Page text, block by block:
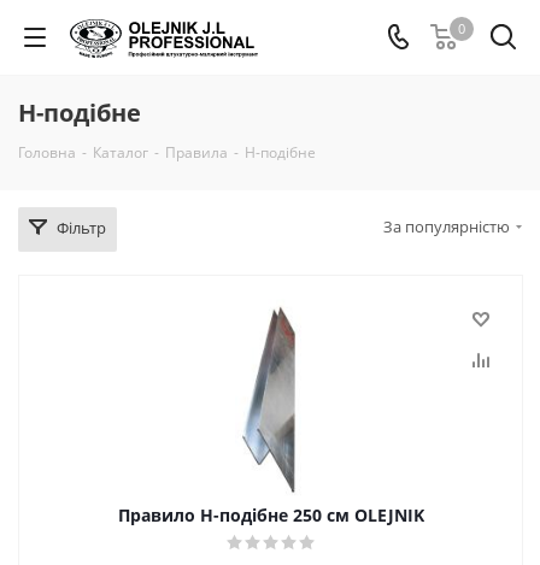
0
Н-подібне
Головна - Каталог - Правила - Н-подібне
Фільтр За популярністю
Правило H-подібне 250 см OLEJNIK